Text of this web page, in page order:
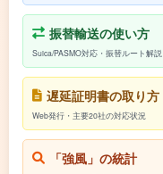
振替輸送の使い方
Suica/PASMO対応・振替ルート解説
遅延証明書の取り方
Web発行・主要20社の対応状況
「強風」の統計